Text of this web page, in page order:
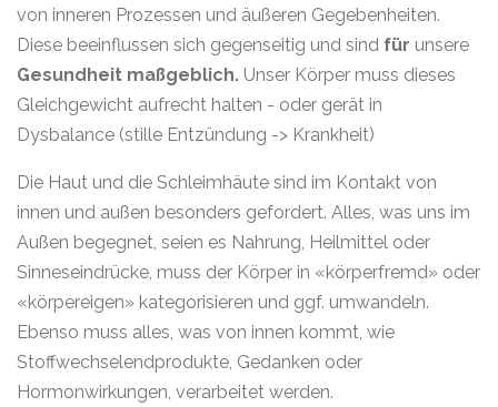
von inneren Prozessen und äußeren Gegebenheiten.
Diese beeinflussen sich gegenseitig und sind für unsere
Gesundheit maßgeblich. Unser Körper muss dieses
Gleichgewicht aufrecht halten - oder gerät in
Dysbalance (stille Entzündung -> Krankheit)
Die Haut und die Schleimhäute sind im Kontakt von
innen und außen besonders gefordert. Alles, was uns im
Außen begegnet, seien es Nahrung, Heilmittel oder
Sinneseindrücke, muss der Körper in «körperfremd» oder
«körpereigen» kategorisieren und ggf. umwandeln.
Ebenso muss alles, was von innen kommt, wie
Stoffwechselendprodukte, Gedanken oder
Hormonwirkungen, verarbeitet werden.